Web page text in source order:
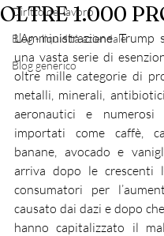
Diritto del lavoro
Blog - liquidità aziendale
Blog generico
OLTRE 1.000
L’Amministrazione
una vasta serie di
oltre mille categorie di
metalli, minerali,
aeronautici e numerosi
importati come caffè,
banane, avocado e
arriva dopo le crescenti
consumatori per
causato dai dazi e dopo
hanno capitalizzato il